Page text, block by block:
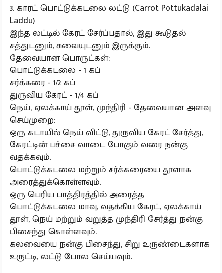
3. காரட் பொட்டுக்கடலை லட்டு (Carrot Pottukadalai
Laddu)
இந்த லட்டில் கேரட் சேர்ப்பதால், இது கூடுதல்
சத்துடனும், சுவையுடனும் இருக்கும்.
தேவையான பொருட்கள்:
பொட்டுக்கடலை - 1 கப்
சர்க்கரை - 1/2 கப்
துருவிய கேரட் - 1/4 கப்
நெய், ஏலக்காய் தூள், முந்திரி - தேவையான அளவு
செய்முறை:
ஒரு கடாயில் நெய் விட்டு, துருவிய கேரட் சேர்த்து,
கேரட்டின் பச்சை வாடை போகும் வரை நன்கு
வதக்கவும்.
பொட்டுக்கடலை மற்றும் சர்க்கரையை தூளாக
அரைத்துக்கொள்ளவும்.
ஒரு பெரிய பாத்திரத்தில் அரைத்த
பொட்டுக்கடலை மாவு, வதக்கிய கேரட், ஏலக்காய்
தூள், நெய் மற்றும் வறுத்த முந்திரி சேர்த்து நன்கு
பிசைந்து கொள்ளவும்.
கலவையை நன்கு பிசைந்து, சிறு உருண்டைகளாக
உருட்டி, லட்டு போல செய்யவும்.